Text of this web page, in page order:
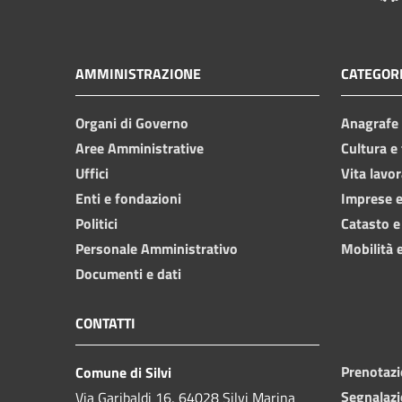
AMMINISTRAZIONE
Organi di Governo
Aree Amministrative
Uffici
Enti e fondazioni
Politici
Personale Amministrativo
Documenti e dati
Cultura
Vita
Imprese
Catasto
Mobilità
CONTATTI
Comune di Silvi
Via Garibaldi 16, 64028 Silvi Marina